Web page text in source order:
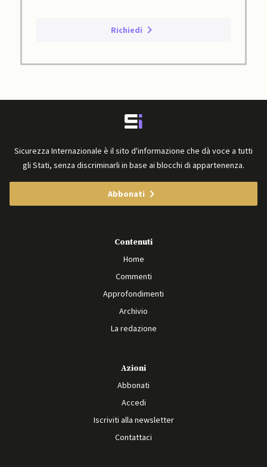
Richiedi
Sicurezza Internazionale è il sito d'informazione che dà voce a tutti
gli Stati, senza discriminarli in base ai blocchi di appartenenza.
Abbonati
Contenuti
Home
Commenti
Approfondimenti
Archivio
La redazione
Azioni
Abbonati
Accedi
Iscriviti alla newsletter
Contattaci